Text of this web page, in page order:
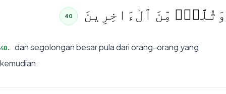
وَثُلَّةٌۭ مِّنَ ٱلْءَاخِرِينَ 40
40.
dan segolongan besar pula dari orang-orang yang
kemudian.